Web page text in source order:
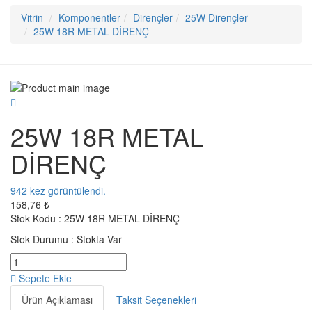
Vitrin Komponentler Dirençler
25W Dirençler
25W 18R METAL DİRENÇ
25W 18R METAL
DİRENÇ
942 kez görüntülendi.
158,76 ₺
Stok Kodu : 25W 18R METAL DİRENÇ
Stok Durumu : Stokta Var
Sepete Ekle
Ürün Açıklaması
Taksit Seçenekleri